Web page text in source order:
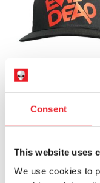
Consent
This website uses
We use cookies to
Pallbearer Press The Evil
Classic Logo Snapback Hat
24.95